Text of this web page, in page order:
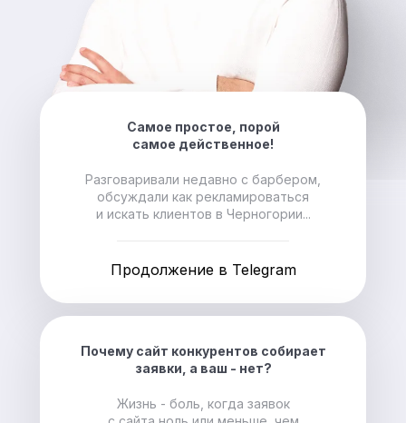
Самое простое, порой
самое действенное!
Разговаривали недавно с барбером,
обсуждали как рекламироваться
и искать клиентов в Черногории...
Продолжение в Telegram
Почему сайт конкурентов собирает
заявки, а ваш - нет?
Жизнь - боль, когда заявок